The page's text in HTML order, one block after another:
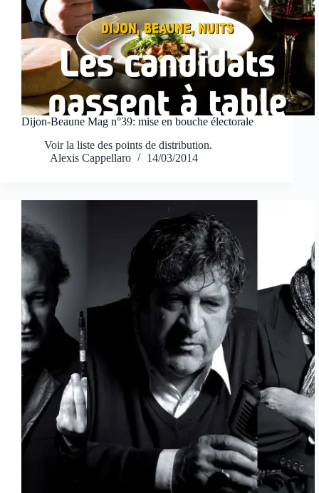
Dijon-Beaune Mag n°39: mise en bouche électorale
Voir la liste des points de distribution.
Alexis Cappellaro
14/03/2014